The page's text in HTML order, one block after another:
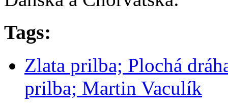
Tags:
Zlata prilba; Plochá
prilba; Martin Vaculík